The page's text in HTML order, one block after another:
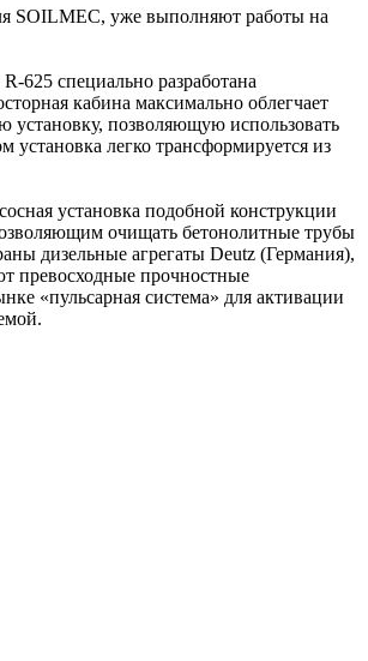
SOILMEC, уже выполняют работы на
625 специально разработана
кабина максимально облегчает
установку, позволяющую использовать
легко трансформируется из
установка подобной конструкции
очищать бетонолитные трубы
дизельные агрегаты Deutz (Германия),
превосходные прочностные
«пульсарная система» для активации